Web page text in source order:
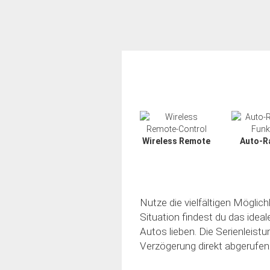
Wireless Remote Auto-
Nutze die vielfältigen
Situation findest du das
Autos lieben. Die
Verzögerung direkt abgerufen.